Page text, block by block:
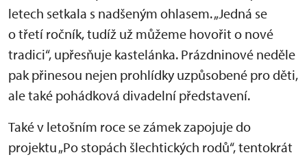
letech setkala s nadšeným ohlasem. „Jedná se
o třetí ročník, tudíž už můžeme hovořit o nové
tradici“, upřesňuje kastelánka. Prázdninové neděle
pak přinesou nejen prohlídky uzpůsobené pro děti,
ale také pohádková divadelní představení.
Také v letošním roce se zámek zapojuje do
projektu „Po stopách šlechtických rodů“, tentokrát